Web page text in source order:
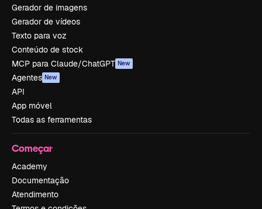
Gerador de imagens
Gerador de vídeos
Texto para voz
Conteúdo de stock
MCP para Claude/ChatGPT New
Agentes New
API
App móvel
Todas as ferramentas
Começar
Academy
Documentação
Atendimento